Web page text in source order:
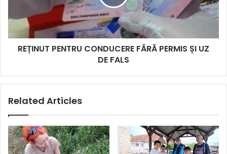
FALS
REȚINUT PENTRU CONDUCERE FĂRĂ PERMIS ȘI UZ
DE FALS
Related Articles